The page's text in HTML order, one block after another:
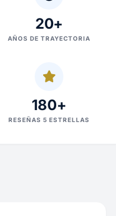
20+
AÑOS DE TRAYECTORIA
180+
RESEÑAS 5 ESTRELLAS